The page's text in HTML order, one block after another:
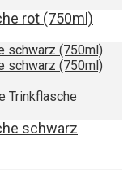
rot (750ml)
Trinkflasche
schwarz